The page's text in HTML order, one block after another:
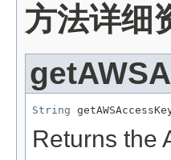
方法详细
String
Returns the